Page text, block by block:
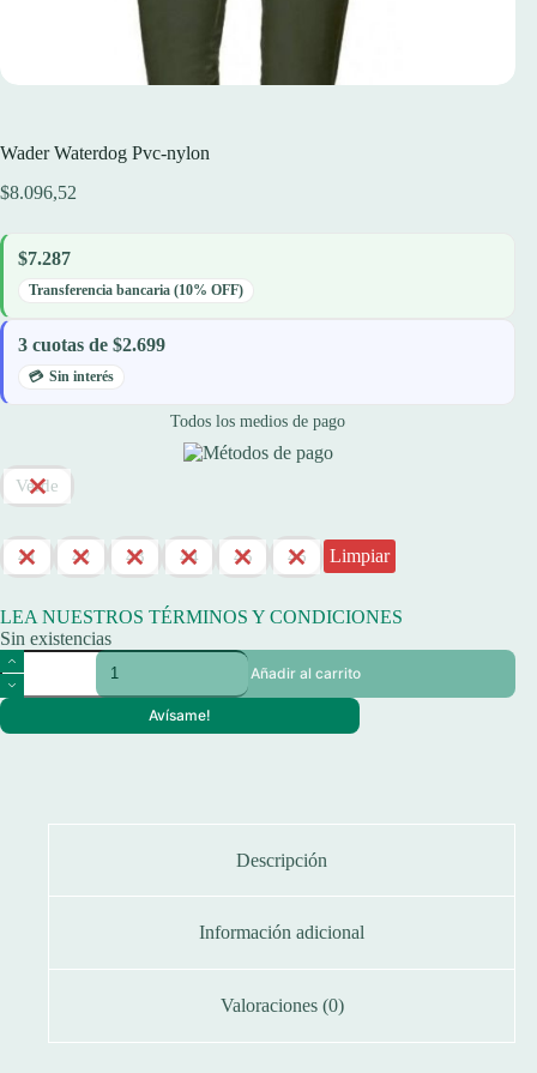
Wader Waterdog Pvc-nylon
$8.096,52
$7.287
Transferencia bancaria (10% OFF)
3 cuotas de $2.699
Sin interés
Todos los medios de pago
Verde
41 42 43 44 45 46 Limpiar
LEA NUESTROS TÉRMINOS Y CONDICIONES
Sin existencias
Wader
Waterdog
Pvc-
cantidad
Añadir al carrito
Avísame!
Descripción
Información adicional
Valoraciones (0)